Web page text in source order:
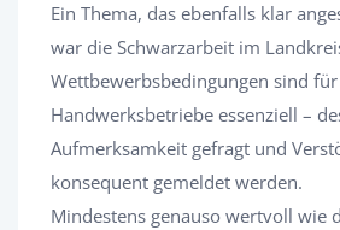
Ein Thema, das ebenfalls klar
war die Schwarzarbeit im
Wettbewerbsbedingungen sind
Handwerksbetriebe essenziell –
Aufmerksamkeit gefragt und
konsequent gemeldet werden.
Mindestens genauso wertvoll wie